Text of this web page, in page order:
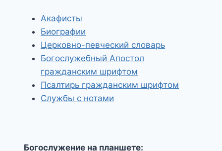
Акафисты
Биографии
Церковно-певческий словарь
Богослужебный Апостол
гражданским шрифтом
Псалтирь гражданским шрифтом
Службы с нотами
Богослужение на планшете: